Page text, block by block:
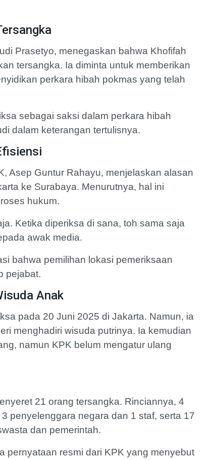
Prasetyo, menegaskan bahwa Khofifah
tersangka. Ia diminta untuk memberikan
perkara hibah pokmas yang telah
sebagai saksi dalam perkara hibah
dalam keterangan tertulisnya.
Asep Guntur Rahayu, menjelaskan alasan
ke Surabaya. Menurutnya, hal ini
hukum.
Ketika diperiksa di sana, toh sama saja
awak media.
bahwa pemilihan lokasi pemeriksaan
pejabat.
Anak
pada 20 Juni 2025 di Jakarta. Namun, ia
menghadiri wisuda putrinya. Ia kemudian
namun KPK belum mengatur ulang
21 orang tersangka. Rinciannya, 4
penyelenggara negara dan 1 staf, serta 17
dan pemerintah.
pernyataan resmi dari KPK yang menyebut